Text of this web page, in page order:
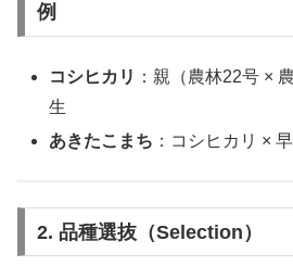
例
コシヒカリ ：親（農林22号 ×
生
あきたこまち ：コシヒカリ ×
2. 品種選抜（Selection）